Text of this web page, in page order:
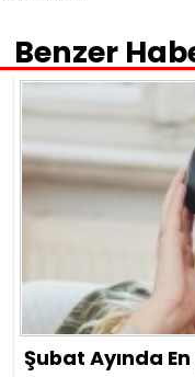
Benzer
Şubat Ayında